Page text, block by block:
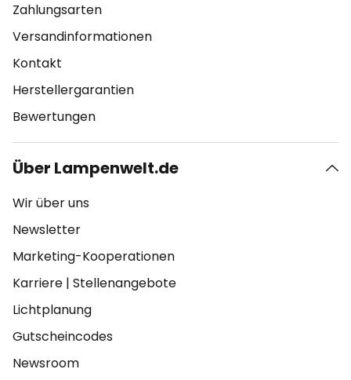
Zahlungsarten
Versandinformationen
Kontakt
Herstellergarantien
Bewertungen
Über Lampenwelt.de
Wir über uns
Newsletter
Marketing-Kooperationen
Karriere | Stellenangebote
Lichtplanung
Gutscheincodes
Newsroom